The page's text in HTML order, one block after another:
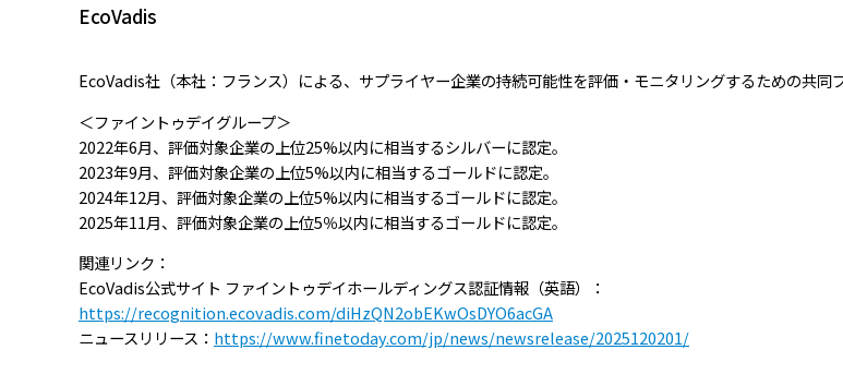
EcoVadis
EcoVadis社（本社：フランス）による、サプライヤー企業の持続可能性を評価・モニタリングするための共同
＜ファイントゥデイグループ＞
2022年6月、評価対象企業の上位25%以内に相当するシルバーに認定。
2023年9月、評価対象企業の上位5%以内に相当するゴールドに認定。
2024年12月、評価対象企業の上位5%以内に相当するゴールドに認定。
2025年11月、評価対象企業の上位5％以内に相当するゴールドに認定。
関連リンク：
EcoVadis公式サイト ファイントゥデイホールディングス認証情報（英語）：
https://recognition.ecovadis.com/diHzQN2obEKwOsDYO6acGA
ニュースリリース： https://www.finetoday.com/jp/news/newsrelease/2025120201/